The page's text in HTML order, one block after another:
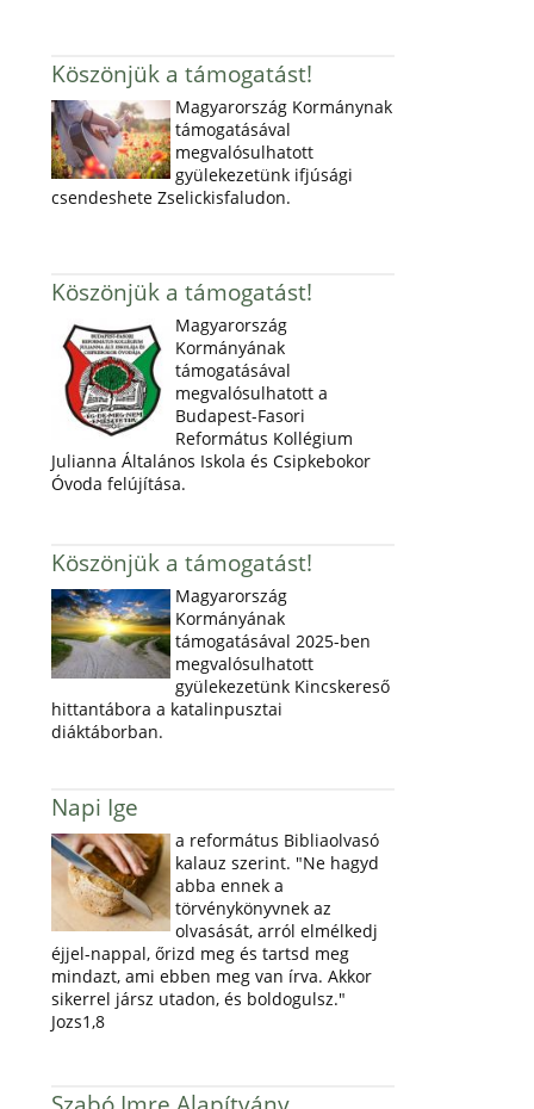
Köszönjük a támogatást!
Magyarország Kormánynak
támogatásával
megvalósulhatott
gyülekezetünk ifjúsági
csendeshete Zselickisfaludon.
Köszönjük a támogatást!
Magyarország
Kormányának
támogatásával
megvalósulhatott a
Budapest-Fasori
Református Kollégium
Julianna Általános Iskola és Csipkebokor
Óvoda felújítása.
Köszönjük a támogatást!
Magyarország
Kormányának
támogatásával 2025-ben
megvalósulhatott
gyülekezetünk Kincskereső
hittantábora a katalinpusztai
diáktáborban.
Napi Ige
a református Bibliaolvasó
kalauz szerint. "Ne hagyd
abba ennek a
törvénykönyvnek az
olvasását, arról elmélkedj
éjjel-nappal, őrizd meg és tartsd meg
mindazt, ami ebben meg van írva. Akkor
sikerrel jársz utadon, és boldogulsz."
Jozs1,8